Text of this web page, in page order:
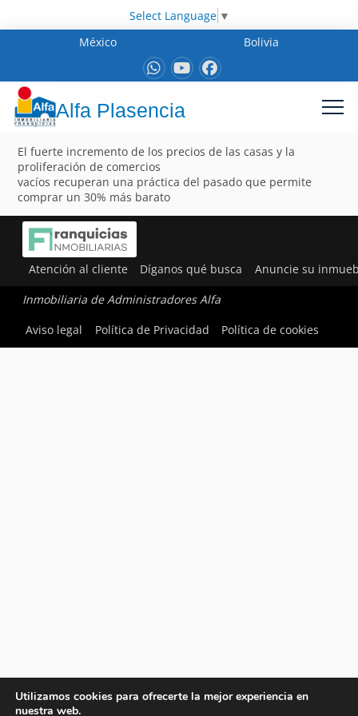
Select Language ▼
México
Bolivia
Alfa Plasencia
El fuerte incremento de los precios de las casas y la
proliferación de comercios
vacíos recuperan una práctica del pasado que permite
comprar un 30% más barato
Atención al cliente Díganos qué busca Anuncie su
Inmobiliaria de Administradores Alfa
Aviso legal
Política de Privacidad Política de cookies
Utilizamos cookies para ofrecerte la mejor experiencia en
nuestra web.